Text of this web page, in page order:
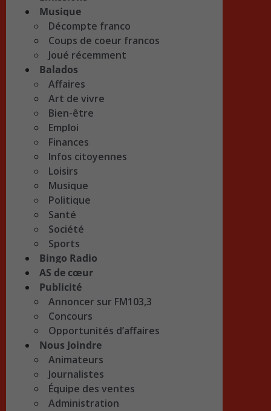
Musique
Décompte franco
Coups de coeur francos
Joué récemment
Balados
Affaires
Art de vivre
Bien-être
Emploi
Finances
Infos citoyennes
Loisirs
Musique
Politique
Santé
Société
Sports
Bingo Radio
AS de cœur
Publicité
Annoncer sur FM103,3
Concours
Opportunités d’affaires
Nous Joindre
Animateurs
Journalistes
Équipe des ventes
Administration